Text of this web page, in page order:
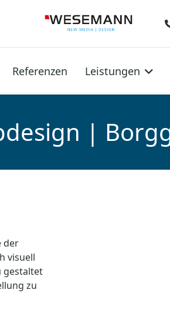
Referenzen Leistungen
|
der
visuell
gestaltet
zu